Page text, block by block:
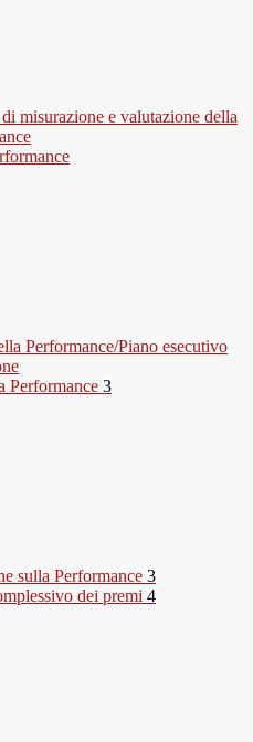
di misurazione e valutazione della
Performance/Piano esecutivo
Performance 3
sulla Performance 3
dei premi 4